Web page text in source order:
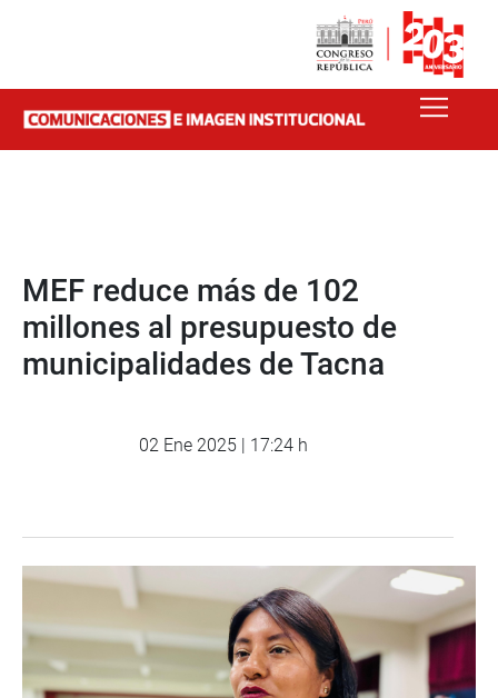
MEF reduce más de 102
millones al presupuesto de
municipalidades de Tacna
02 Ene 2025 | 17:24 h